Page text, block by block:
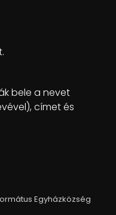
bele a nevet
címet és
Egyházközség